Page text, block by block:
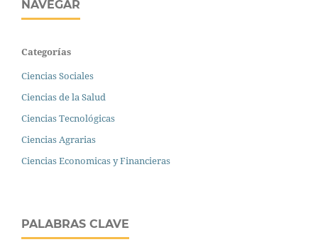
NAVEGAR
Categorías
Ciencias Sociales
Ciencias de la Salud
Ciencias Tecnológicas
Ciencias Agrarias
Ciencias Economicas y Financieras
PALABRAS CLAVE